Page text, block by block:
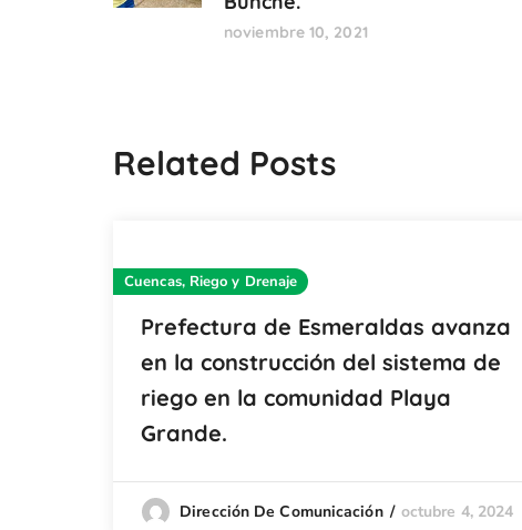
noviembre 10, 2021
Related Posts
Cuencas, Riego y Drenaje
Prefectura de Esmeraldas avanza
en la construcción del sistema de
riego en la comunidad Playa
Grande.
Dirección De Comunicación octubre 4, 2024